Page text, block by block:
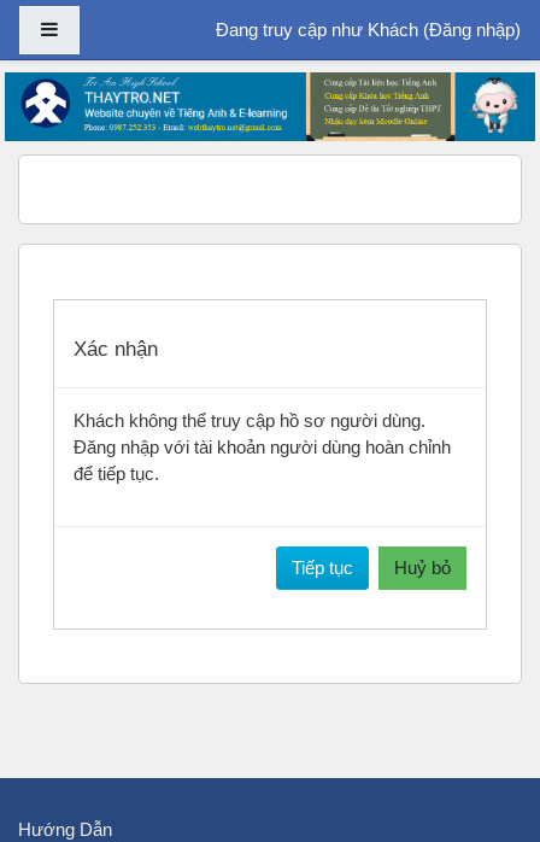
Chuyển tới nội dung chính
Bảng điều khiển cạnhĐang truy cập như Khách (Đăng nhập)
Xác nhận
Khách không thể truy cập hồ sơ người dùng.
Đăng nhập với tài khoản người dùng hoàn chỉnh
để tiếp tục.
Tiếp tục Huỷ bỏ
Hướng Dẫn